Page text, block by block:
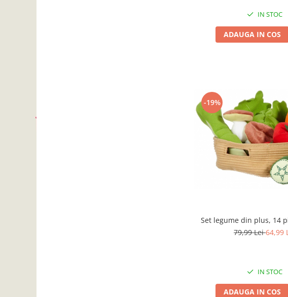
IN STOC
ADAUGA IN COS
-19%
Set legume din plus, 14
79,99 Lei64,99
IN STOC
ADAUGA IN COS